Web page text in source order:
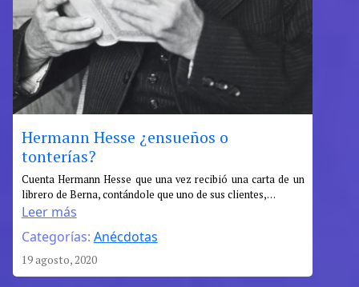
Hermann Hesse ¿ensueños o
tonterías?
Cuenta Hermann Hesse que una vez recibió una carta de un
librero de Berna, contándole que uno de sus clientes,…
Leer más
:
Hermann
Hesse
¿ensueños
o
tonterías?
Categorías: Anécdotas
19 agosto, 2020